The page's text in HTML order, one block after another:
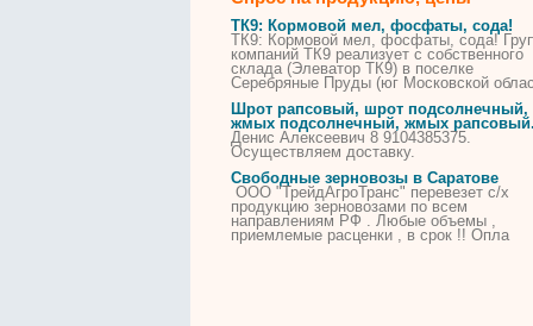
ТК9: Кормовой мел, фосфаты, сода!
ТК9: Кормовой мел, фосфаты, сода!
компаний ТК9 реализует с собственного
склада (Элеватор ТК9) в поселке
Серебряные Пруды (юг Московской
Шрот рапсовый, шрот подсолнечный,
жмых подсолнечный, жмых
Денис Алексеевич 8 9104385375.
Осуществляем доставку.
Свободные зерновозы в Саратове
ООО "ТрейдАгроТранс" перевезет с/х
продукцию зерновозами по всем
направлениям РФ . Любые объемы ,
приемлемые расценки , в срок !! Опла